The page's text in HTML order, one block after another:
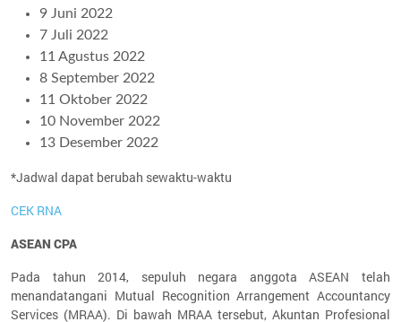
9 Juni 2022
7 Juli 2022
11 Agustus 2022
8 September 2022
11 Oktober 2022
10 November 2022
13 Desember 2022
*Jadwal dapat berubah sewaktu-waktu
CEK RNA
ASEAN CPA
Pada tahun 2014, sepuluh negara anggota ASEAN telah
menandatangani Mutual Recognition Arrangement Accountancy
Services (MRAA). Di bawah MRAA tersebut, Akuntan Profesional